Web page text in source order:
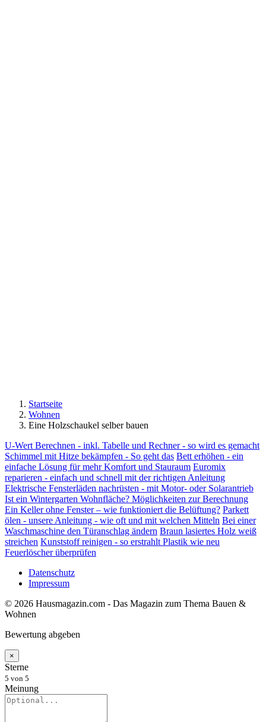
Startseite
Wohnen
Eine Holzschaukel selber bauen
U-Wert Berechnen - inkl. Tabelle und Rechner - so wird es gemacht
Schimmel mit Hitze bekämpfen - So geht das Bett erhöhen - ein
einfache Lösung für mehr Komfort und Stauraum Euromix
reparieren - einfach und schnell mit der richtigen Anleitung
Elektrische Fensterläden nachrüsten - mit Motor- oder Solarantrieb
Ist ein Wintergarten Wohnfläche? Möglichkeiten zur Berechnung
Ein Keller ohne Fenster – wie funktioniert die Belüftung? Parkett
ölen - unsere Anleitung - wie oft und mit welchen Mitteln Bei einer
Waschmaschine den Türanschlag ändern Braun lasiertes Holz weiß
streichen Kunststoff reinigen - so erstrahlt Plastik wie neu
Feuerlöscher überprüfen
Datenschutz
Impressum
© 2026 Hausmagazin.com - Das Magazin zum Thema Bauen &
Wohnen
Bewertung abgeben
×
Sterne
5 von 5
Meinung